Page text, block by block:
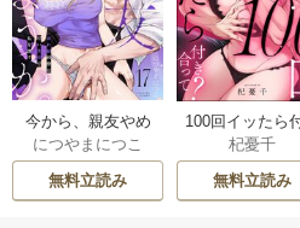
今から、親友やめ
ようか。～腐れ縁
同僚は甘い快楽で
私を壊す～
につやまにつこ
無料立読み
100回イッたら
合って？ 無愛想
ライバル同期の
愛絶倫セックス
杞憂千
無料立読み